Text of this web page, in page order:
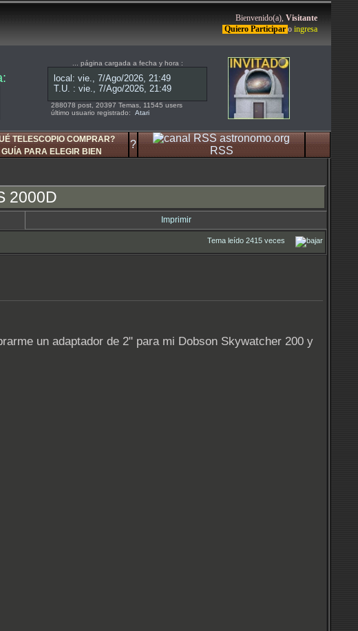
Bienvenido(a), Visitante
Quiero Participar o ingresa
... página cargada a fecha y hora :
288078 post, 20397 Temas, 11545 users
último usuario registrado: Atari
TELESCOPIO COMPRAR?
GUÍA PARA ELEGIR BIEN
?
RSS
2000D
Imprimir
Tema leído 2415 veces
un adaptador de 2" para mi Dobson Skywatcher 200 y